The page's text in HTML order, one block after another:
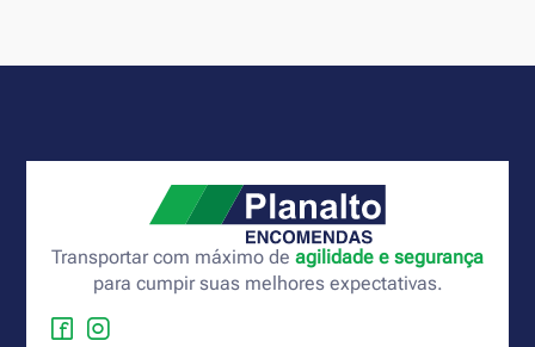
Transportar com máximo de agilidade e segurança
para cumpir suas melhores expectativas.